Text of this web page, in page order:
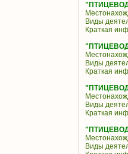
Виды
Краткая
Виды
Краткая
Виды
Краткая
Виды